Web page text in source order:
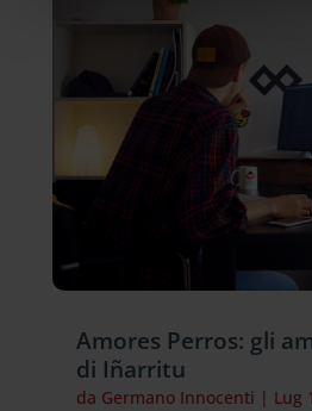
Amores Perros: gli
di Iñarritu
da Germano Innocenti | Lug